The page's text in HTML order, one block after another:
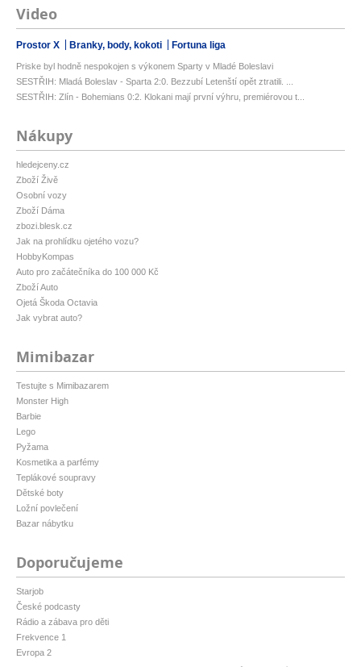
Video
Prostor X Branky, body, kokoti Fortuna liga
Priske byl hodně nespokojen s výkonem Sparty v Mladé Boleslavi
SESTŘIH: Mladá Boleslav - Sparta 2:0. Bezzubí Letenští opět ztratili. ...
SESTŘIH: Zlín - Bohemians 0:2. Klokani mají první výhru, premiérovou t...
Nákupy
hledejceny.cz
Zboží Živě
Osobní vozy
Zboží Dáma
zbozi.blesk.cz
Jak na prohlídku ojetého vozu?
HobbyKompas
Auto pro začátečníka do 100 000 Kč
Zboží Auto
Ojetá Škoda Octavia
Jak vybrat auto?
Mimibazar
Testujte s Mimibazarem
Monster High
Barbie
Lego
Pyžama
Kosmetika a parfémy
Teplákové soupravy
Dětské boty
Ložní povlečení
Bazar nábytku
Doporučujeme
Starjob
České podcasty
Rádio a zábava pro děti
Frekvence 1
Evropa 2